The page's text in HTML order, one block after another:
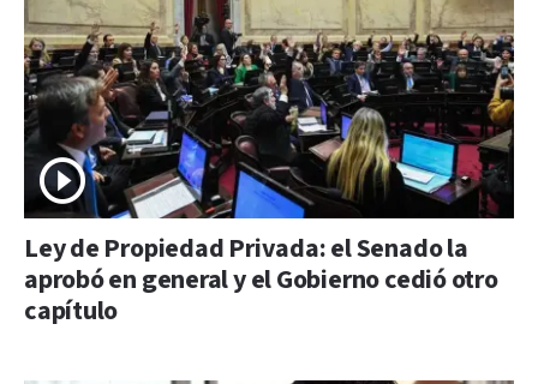
Ley de Propiedad Privada: el Senado la
aprobó en general y el Gobierno cedió otro
capítulo